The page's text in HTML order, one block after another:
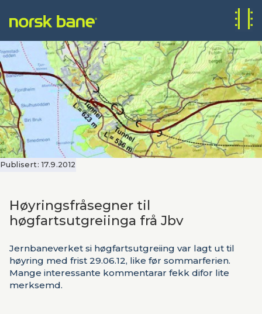
Publisert: 17.9.2012
Høyringsfråsegner til
høgfartsutgreiinga frå Jbv
Jernbaneverket si høgfartsutgreiing var lagt ut til
høyring med frist 29.06.12, like før sommarferien.
Mange interessante kommentarar fekk difor lite
merksemd.